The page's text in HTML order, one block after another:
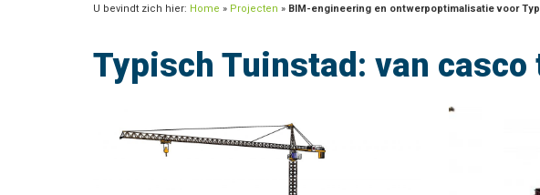
U bevindt zich hier: Home » Projecten » BIM-engineering en ontwerpoptimalisatie voor
Typisch Tuinstad: van